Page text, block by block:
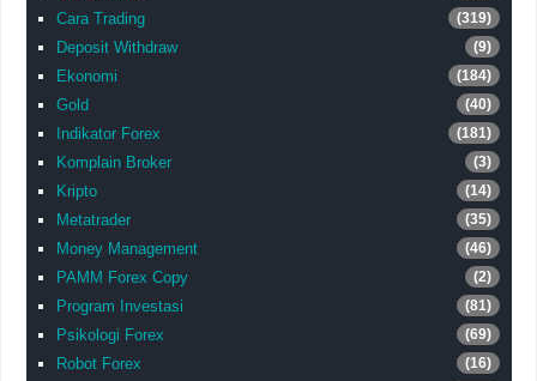
Cara Trading (319)
Deposit Withdraw (9)
Ekonomi (184)
Gold (40)
Indikator Forex (181)
Komplain Broker (3)
Kripto (14)
Metatrader (35)
Money Management (46)
PAMM Forex Copy (2)
Program Investasi (81)
Psikologi Forex (69)
Robot Forex (16)